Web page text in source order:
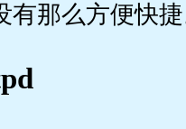
有那么方便快